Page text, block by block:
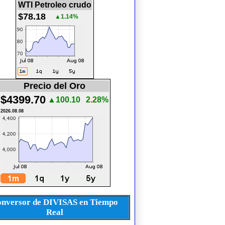
WTI Petroleo crudo
$78.18 ▲1.14%
Precio del Oro
$4399.70 ▲100.10 2.28%
2026.08.08
de DIVISAS en Tiempo
Real